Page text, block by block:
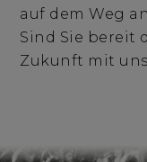
auf dem Weg
Sind Sie bereit
Zukunft mit